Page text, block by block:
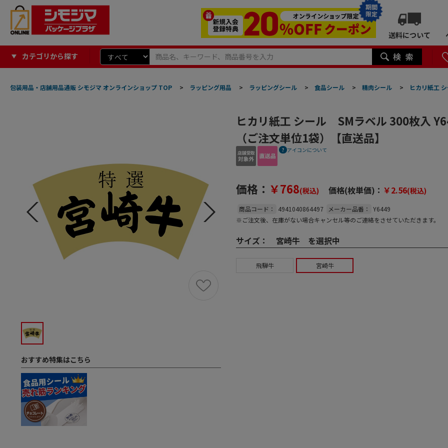
期間
限定
送料について
カテゴリから探す
包装用品・店舗用品通販 シモジマ オンラインショップ TOP > ラッピング用品 > ラッピングシール > 食品シール > 精肉シール > ヒカリ紙工
おすすめ特集はこちら
ヒカリ紙工 シール SMラベル 300枚入
（ご注文単位1袋）【直送品】
アイコンについて
価格： ￥768(税込) 価格(枚単価)： ￥2.56(税込)
商品コード： 4941040864497 メーカー品番：
Y6449
※ご注文後、在庫がない場合キャンセル等のご連絡をさせていただきます。
サイズ： 宮崎牛 を選択中
飛騨牛 宮崎牛